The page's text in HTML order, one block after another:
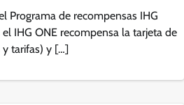
Programa de recompensas IHG
IHG ONE recompensa la tarjeta de
y tarifas) y […]